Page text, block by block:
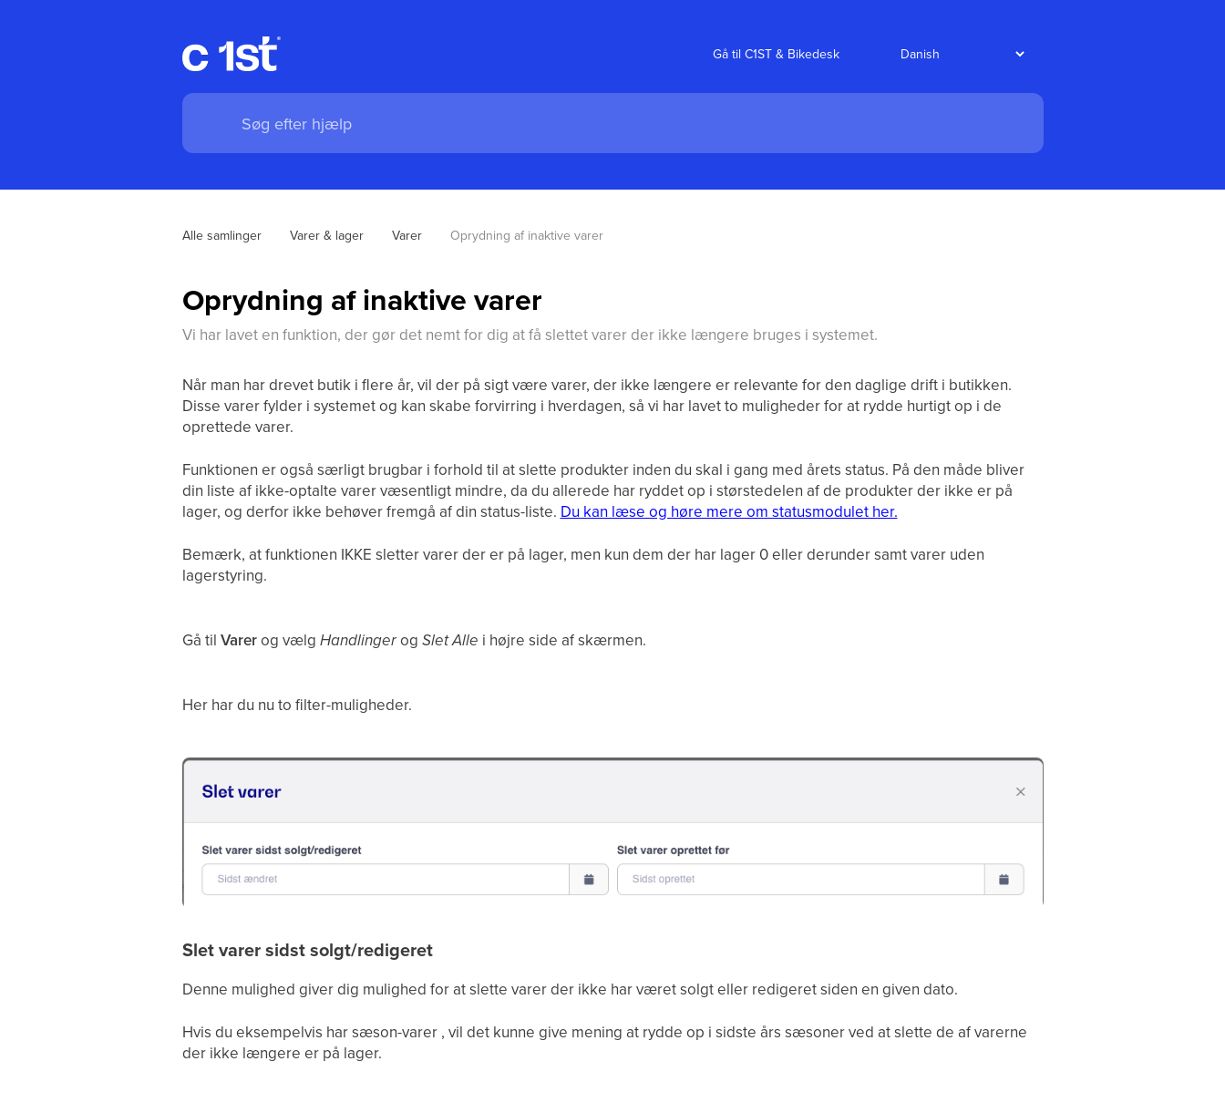
Gå til C1ST & Bikedesk
Alle samlinger Varer & lager Varer Oprydning af inaktive varer
Oprydning af inaktive varer
Vi har lavet en funktion, der gør det nemt for dig at få slettet varer der ikke længere bruges i systemet.
Når man har drevet butik i flere år, vil der på sigt være varer, der ikke længere er relevante for den daglige drift i butikken.
Disse varer fylder i systemet og kan skabe forvirring i hverdagen, så vi har lavet to muligheder for at rydde hurtigt op i de
oprettede varer.
Funktionen er også særligt brugbar i forhold til at slette produkter inden du skal i gang med årets status. På den måde bliver
din liste af ikke-optalte varer væsentligt mindre, da du allerede har ryddet op i størstedelen af de produkter der ikke er på
lager, og derfor ikke behøver fremgå af din status-liste. Du kan læse og høre mere om statusmodulet her.
Bemærk, at funktionen IKKE sletter varer der er på lager, men kun dem der har lager 0 eller derunder samt varer uden
lagerstyring.
Gå til Varerog vælg Handlingerog Slet Alle i højre side af skærmen.
Her har du nu to filter-muligheder.
Slet varer sidst solgt/redigeret
Denne mulighed giver dig mulighed for at slette varer der ikke har været solgt eller redigeret siden en given dato.
Hvis du eksempelvis har sæson-varer , vil det kunne give mening at rydde op i sidste års sæsoner ved at slette de af varerne
der ikke længere er på lager.